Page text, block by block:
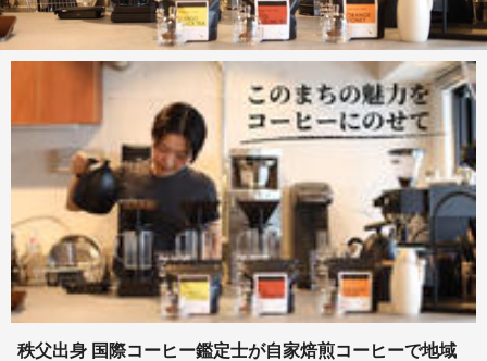
秩父出身 国際コーヒー鑑定士が自家焙煎コーヒーで地域